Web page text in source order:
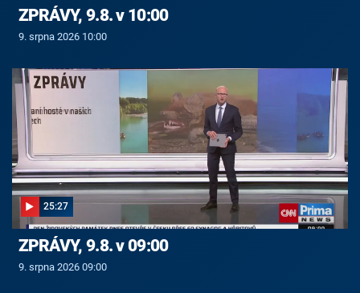
ZPRÁVY, 9.8. v 10:00
9. srpna 2026 10:00
25:27
ZPRÁVY, 9.8. v 09:00
9. srpna 2026 09:00